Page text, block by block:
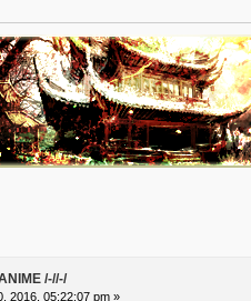
/-//-/
2016, 05:22:07 pm »